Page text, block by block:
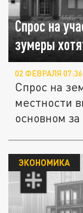
Спрос на
зумеры
02 ФЕВРАЛЯ 07:36
Спрос на
местности
основном
ЭКОНОМИКА